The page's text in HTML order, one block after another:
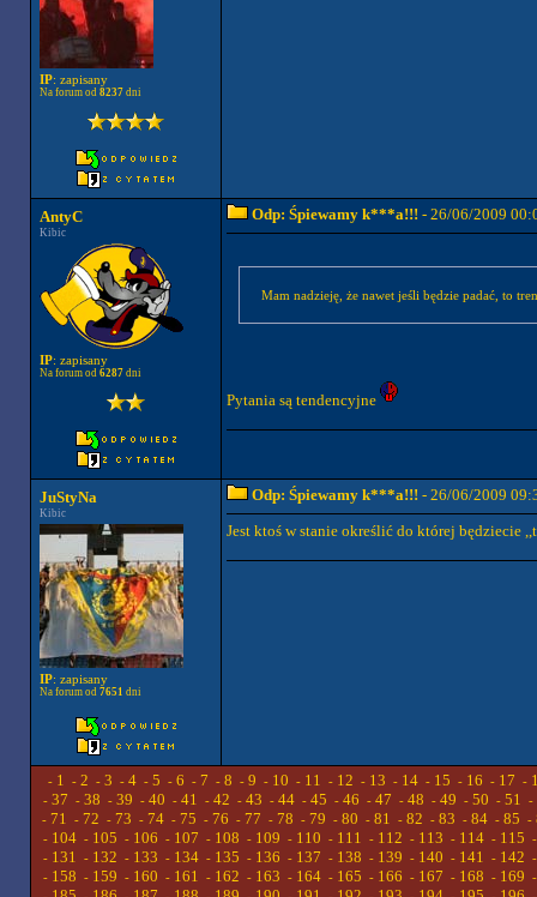
IP: zapisany
Na forum od 8237dni
AntyC
Kibic
IP: zapisany
Na forum od 6287dni
Odp: Śpiewamy k***a!!! - 26/06/2009
Mam nadzieję, że nawet jeśli będzie padać, to
Pytania są tendencyjne
JuStyNa
Kibic
IP: zapisany
Na forum od 7651 dni
Odp: Śpiewamy k***a!!! - 26/06/2009
Jest ktoś w stanie określić do której będziecie
- 1 - 2 - 3 - 4 - 5 - 6 - 7 - 8 - 9 - 10 - 11 - 12 - 13 - 14 - 15 - 16 - 17 -
- 37 - 38 - 39 - 40 - 41 - 42 - 43 - 44- 45 - 46 - 47 - 48 - 49 - 50 - 51 -
- 71 - 72 - 73 - 74 - 75 - 76 - 77 - 78 - 79 - 80 - 81 - 82 - 83 - 84 - 85 -
- 104- 105 - 106 - 107 - 108 - 109 - 110 - 111 - 112 - 113 - 114- 115
- 131 - 132 - 133 - 134- 135 - 136 - 137 - 138 - 139 - 140 - 141 - 142
- 158 - 159 - 160 - 161 - 162 - 163 - 164- 165 - 166 - 167 - 168 - 169